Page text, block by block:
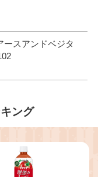
ースアンドベジタ
ング